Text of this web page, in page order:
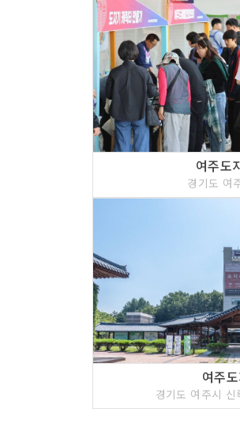
여주도
경기도 여
여주
경기도 여주시